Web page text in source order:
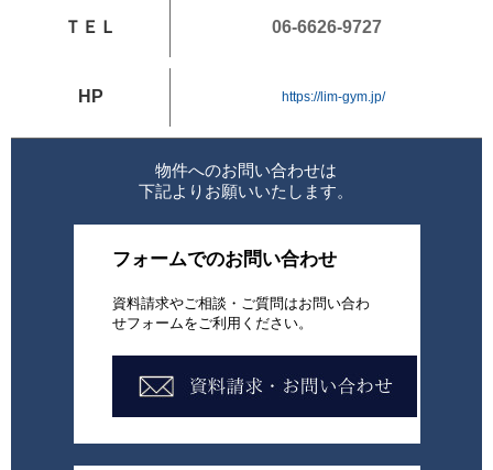
ＴＥＬ 06-6626-9727
HP https://lim-gym.jp/
物件へのお問い合わせは
下記よりお願いいたします。
フォームでのお問い合わせ
資料請求やご相談・ご質問はお問い合わ
せフォームをご利用ください。